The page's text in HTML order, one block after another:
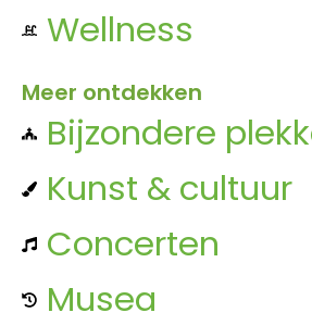
Wellness
Meer ontdekken
Bijzondere
Kunst & cultuur
Concerten
Musea